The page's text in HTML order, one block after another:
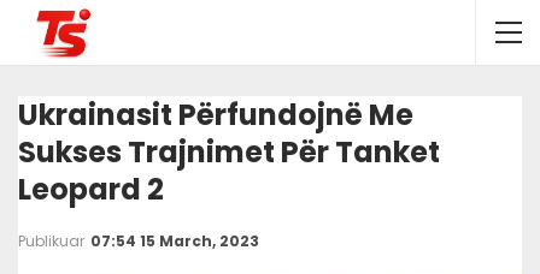
Ukrainasit Përfundojnë Me
Sukses Trajnimet Për Tanket
Leopard 2
Publikuar 07:54 15 March, 2023